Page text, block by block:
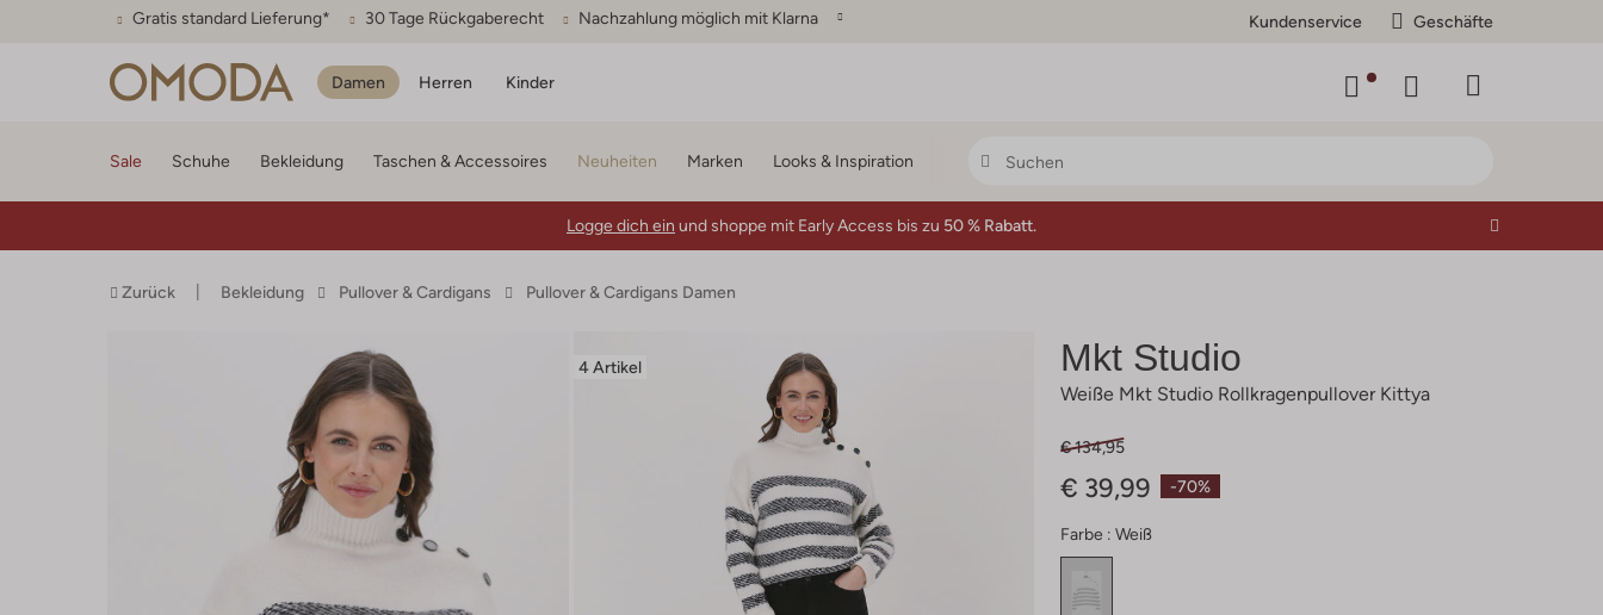
Gratis standard Lieferung* 30 Tage Rückgaberecht Nachzahlung möglich mit Klarna Kundenservice Geschäfte
Damen Herren Kinder
Sale Schuhe Bekleidung Taschen & Accessoires Neuheiten Marken Looks & Inspiration
Logge dich ein und shoppe mit Early Access bis zu 50 % Rabatt.
Zurück Bekleidung Pullover & Cardigans Pullover & Cardigans Damen
4 Artikel Mkt Studio
Weiße Mkt Studio Rollkragenpullover Kittya
-70%
€ 134,95
€ 39,99
Farbe : Weiß